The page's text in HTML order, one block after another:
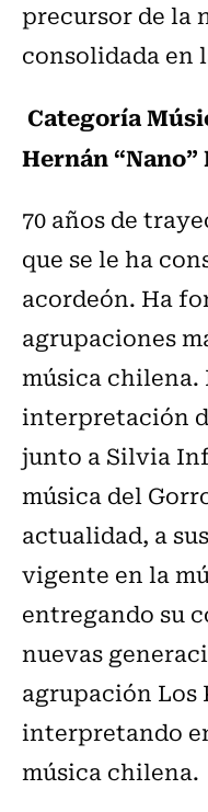
precursor de la
consolidada en
Categoría
Hernán
70 años de
que se le ha
acordeón. Ha
agrupaciones
música chilena.
interpretación
junto a Silvia
música del
actualidad, a
vigente en la
entregando su
nuevas
agrupación Los
interpretando
música chilena.